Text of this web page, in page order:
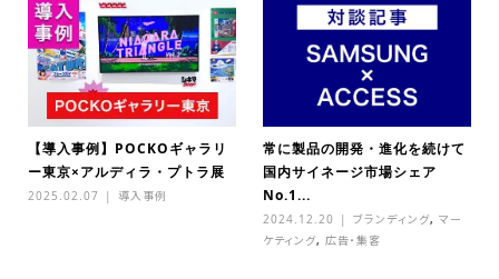
【導入事例】POCKOギャラリ
ー東京×アルディラ・プトラ展
2025.02.07 導入事例
常に製品の開発・進化を続けて
国内サイネージ市場シェア
No.1...
2024.12.20 ブランディング,マー
ケティング,広告・集客